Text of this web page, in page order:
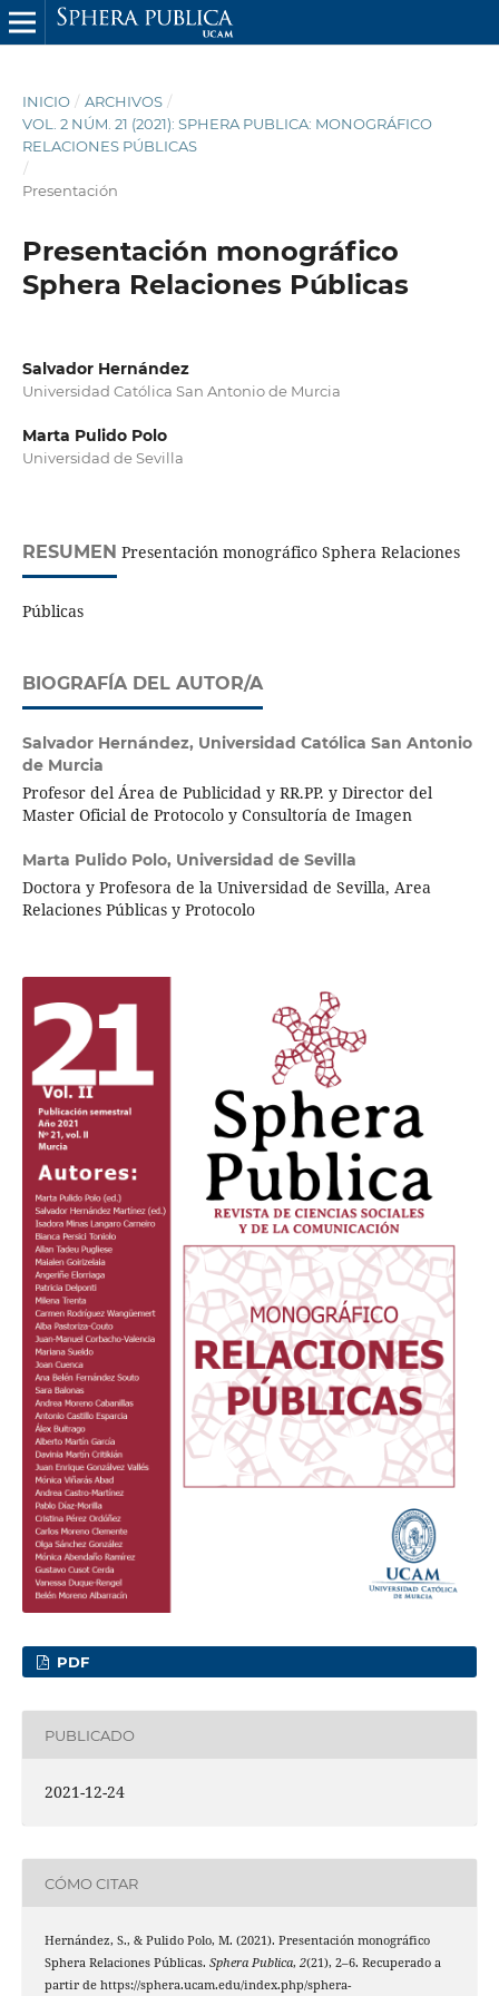
INICIO / ARCHIVOS /
VOL. 2 NÚM. 21 (2021): SPHERA PUBLICA: MONOGRÁFICO
RELACIONES PÚBLICAS
/
Presentación
Presentación monográfico
Sphera Relaciones Públicas
Salvador Hernández
Universidad Católica San Antonio de Murcia
Marta Pulido Polo
Universidad de Sevilla
RESUMEN Presentación monográfico Sphera Relaciones
Públicas
BIOGRAFÍA DEL AUTOR/A
Salvador Hernández, Universidad Católica San Antonio
de Murcia
Profesor del Área de Publicidad y RR.PP. y Director del
Master Oficial de Protocolo y Consultoría de Imagen
Marta Pulido Polo, Universidad de Sevilla
Doctora y Profesora de la Universidad de Sevilla, Area
Relaciones Públicas y Protocolo
PDF
PUBLICADO
2021-12-24
CÓMO CITAR
Hernández, S., & Pulido Polo, M. (2021). Presentación monográfico
Sphera Relaciones Públicas. Sphera Publica, 2(21), 2–6. Recuperado a
partir de https://sphera.ucam.edu/index.php/sphera-